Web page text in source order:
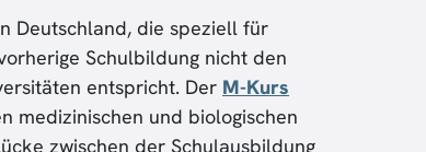
Deutschland, die speziell für
Schulbildung nicht den
entspricht. Der M-Kurs
medizinischen und biologischen
zwischen der Schulausbildung